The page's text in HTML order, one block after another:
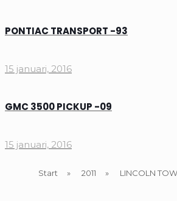
PONTIAC TRANSPORT -93
15 januari, 2016
GMC 3500 PICKUP -09
15 januari, 2016
Start » 2011 » LINCOLN